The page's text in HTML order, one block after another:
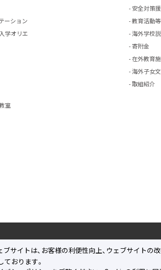
ーション
学オリエ
室
安全対策
教育活動
海外学校
寄附金
在外教育
海外子女
取組紹介
ブサイトは、お客様の利便性向上、ウェブサイトの改
ております。